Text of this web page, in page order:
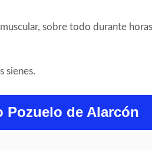
sobre todo durante
sienes.
Pozuelo de Alarcón